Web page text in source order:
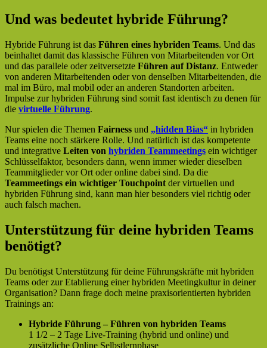
Und was bedeutet hybride Führung?
Hybride Führung ist das Führen eines hybriden Teams. Und das
beinhaltet damit das klassische Führen von Mitarbeitenden vor Ort
und das parallele oder zeitversetzte Führen auf Distanz. Entweder
von anderen Mitarbeitenden oder von denselben Mitarbeitenden, die
mal im Büro, mal mobil oder an anderen Standorten arbeiten.
Impulse zur hybriden Führung sind somit fast identisch zu denen für
die virtuelle Führung.
Nur spielen die Themen Fairness und „hidden Bias“ in hybriden
Teams eine noch stärkere Rolle. Und natürlich ist das kompetente
und integrative Leiten von hybriden Teammeetings ein wichtiger
Schlüsselfaktor, besonders dann, wenn immer wieder dieselben
Teammitglieder vor Ort oder online dabei sind. Da die
Teammeetings ein wichtiger Touchpoint der virtuellen und
hybriden Führung sind, kann man hier besonders viel richtig oder
auch falsch machen.
Unterstützung für deine hybriden Teams
benötigt?
Du benötigst Unterstützung für deine Führungskräfte mit hybriden
Teams oder zur Etablierung einer hybriden Meetingkultur in deiner
Organisation? Dann frage doch meine praxisorientierten hybriden
Trainings an:
Hybride Führung – Führen von hybriden Teams
1 1/2 – 2 Tage Live-Training (hybrid und online) und
zusätzliche Online Selbstlernphase